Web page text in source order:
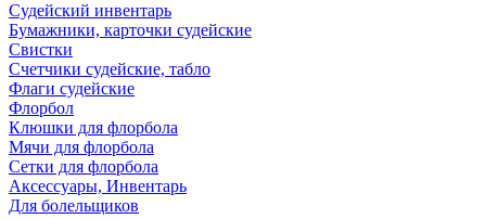
Судейский инвентарь
Бумажники, карточки судейские
Свистки
Счетчики судейские, табло
Флаги судейские
Флорбол
Клюшки для флорбола
Мячи для флорбола
Сетки для флорбола
Аксессуары, Инвентарь
Для болельщиков